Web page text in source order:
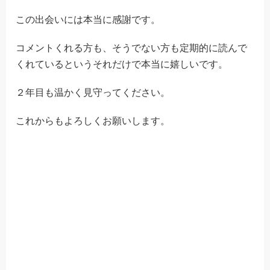
この出会いには本当に感謝です。
コメントくれる方も、そうでない方も定期的に読んで
くれているというそれだけで本当に嬉しいです。
２年目も温かく見守ってください。
これからもよろしくお願いします。